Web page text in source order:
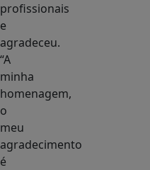
profissionais
e
agradeceu.
“A
minha
homenagem,
o
meu
agradecimento
é